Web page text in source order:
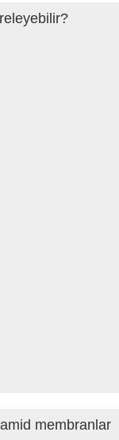
membranlar